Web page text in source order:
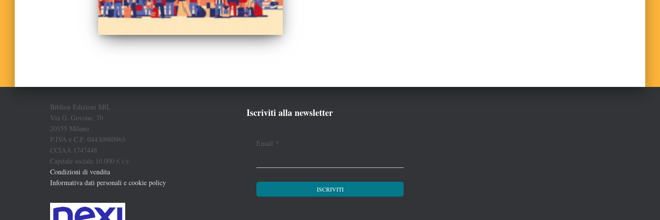
Biblion Edizioni SRL
Via G. Govone, 70
20155 Milano
P.IVA e C.F. 04430980963
CCIAA 1747448
Capitale sociale 10.000 € i.v.
Condizioni di vendita
Informativa dati personali e cookie policy
Iscriviti alla newsletter
Email *